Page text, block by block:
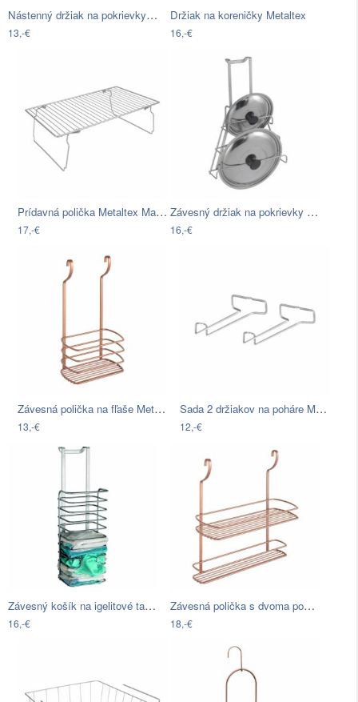
Nástenný držiak na pokrievky Metaltex
13,-€
Držiak na koreničky Metaltex
16,-€
Prídavná polička Metaltex Magetotem, 47…
17,-€
Závesný držiak na pokrievky Metaltex
16,-€
Závesná polička na fľaše Metaltex Copper
13,-€
Sada 2 držiakov na poháre Metaltex
12,-€
Závesný košík na igelitové tašky…
16,-€
Závesná polička s dvoma poschodiami…
18,-€